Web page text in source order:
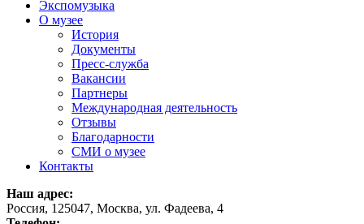
Экспомузыка
О музее
История
Документы
Пресс-служба
Вакансии
Партнеры
Международная деятельность
Отзывы
Благодарности
СМИ о музее
Контакты
Наш адрес:
Россия, 125047, Москва, ул. Фадеева, 4